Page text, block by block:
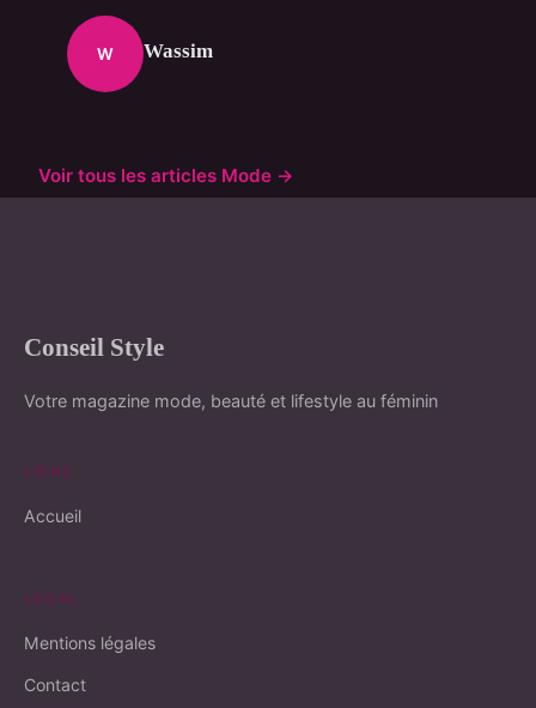
W Wassim
Voir tous les articles Mode →
Conseil Style
Votre magazine mode, beauté et lifestyle au féminin
LIENS
Accueil
LÉGAL
Mentions légales
Contact